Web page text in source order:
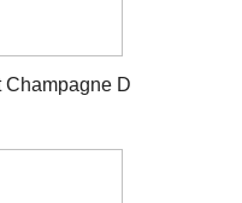
Champagne D